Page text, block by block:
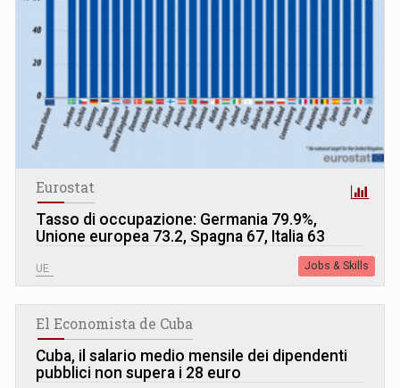
Eurostat
Tasso di occupazione: Germania 79.9%,
Unione europea 73.2, Spagna 67, Italia 63
UE Jobs & Skills
El Economista de Cuba
Cuba, il salario medio mensile dei dipendenti
pubblici non supera i 28 euro